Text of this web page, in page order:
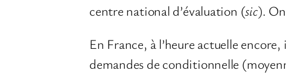
centre national d’évaluation (sic). On
En France, à l’heure actuelle
demandes de conditionnelle